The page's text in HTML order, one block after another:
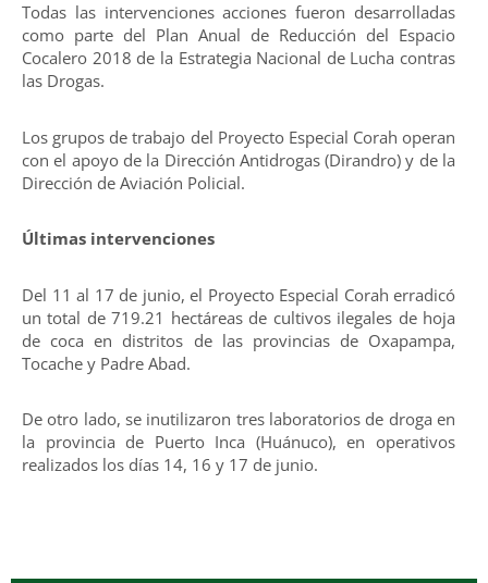
Todas las intervenciones acciones fueron desarrolladas
como parte del Plan Anual de Reducción del Espacio
Cocalero 2018 de la Estrategia Nacional de Lucha contras
las Drogas.
Los grupos de trabajo del Proyecto Especial Corah operan
con el apoyo de la Dirección Antidrogas (Dirandro) y de la
Dirección de Aviación Policial.
Últimas intervenciones
Del 11 al 17 de junio, el Proyecto Especial Corah erradicó
un total de 719.21 hectáreas de cultivos ilegales de hoja
de coca en distritos de las provincias de Oxapampa,
Tocache y Padre Abad.
De otro lado, se inutilizaron tres laboratorios de droga en
la provincia de Puerto Inca (Huánuco), en operativos
realizados los días 14, 16 y 17 de junio.